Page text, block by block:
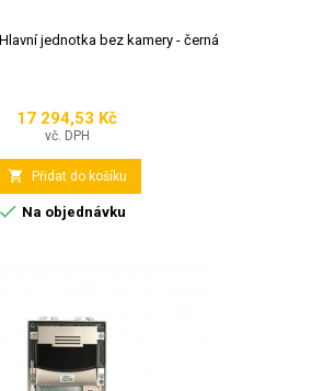
jednotka bez kamery - černá
Cena
17 294,53 Kč
vč. DPH
 Přidat do košíku
 Na objednávku